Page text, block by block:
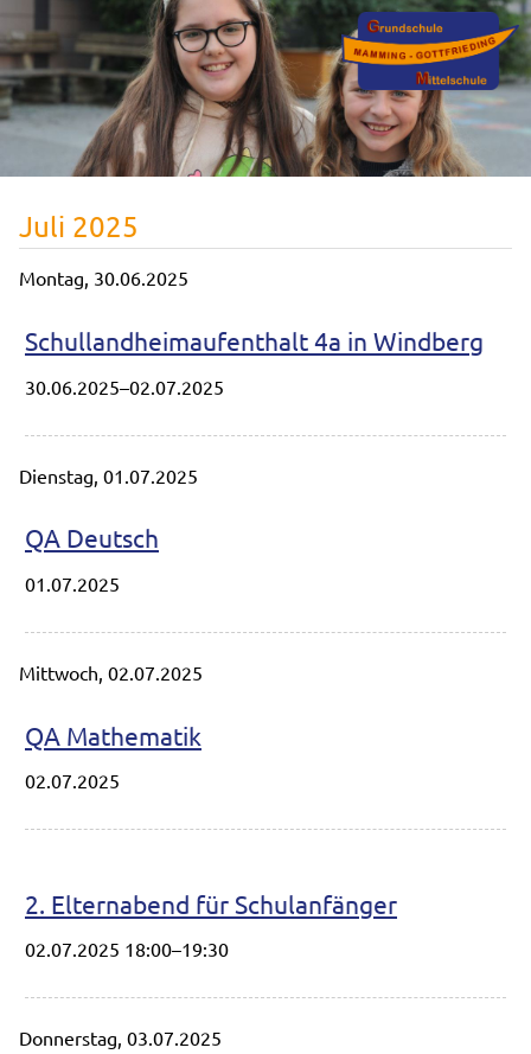
Juli 2025
Montag, 30.06.2025
Schullandheimaufenthalt 4a in Windberg
30.06.2025–02.07.2025
Dienstag, 01.07.2025
QA Deutsch
01.07.2025
Mittwoch, 02.07.2025
QA Mathematik
02.07.2025
2. Elternabend für Schulanfänger
02.07.2025 18:00–19:30
Donnerstag, 03.07.2025